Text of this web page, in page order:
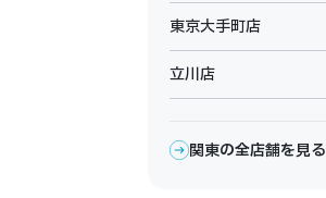
東京大手町店
立川店
関東の全店舗を見る